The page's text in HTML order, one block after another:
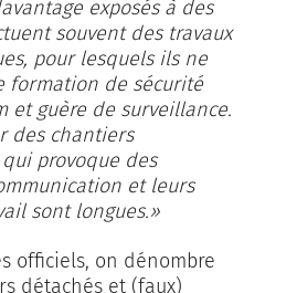
exposés à des
souvent des travaux
pour lesquels ils ne
formation de sécurité
et guère de surveillance.
des chantiers
provoque des
et leurs
sont longues.»
officiels, on dénombre
détachés et (faux)